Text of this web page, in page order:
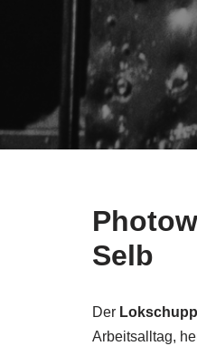
Selb
Der
Arbeitsalltag,